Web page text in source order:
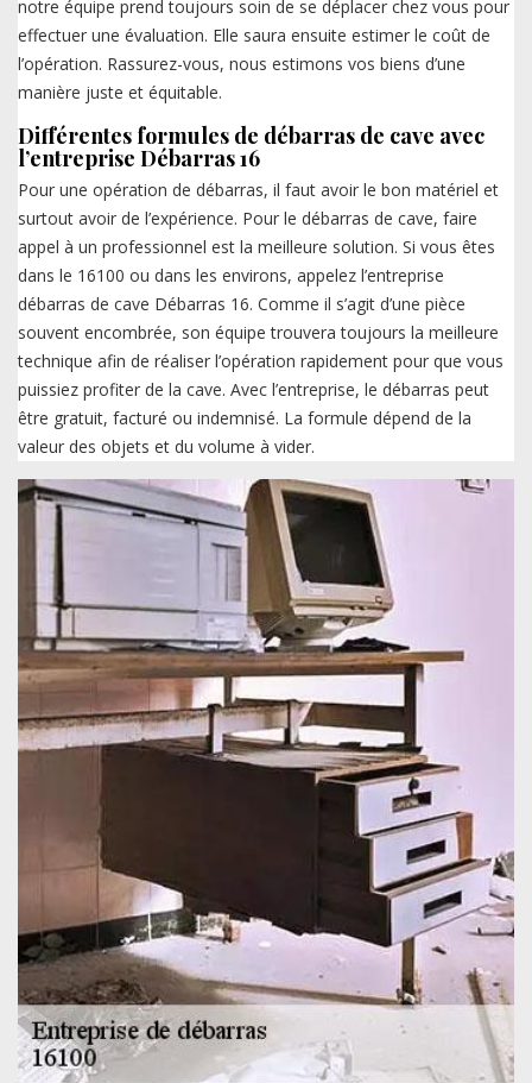
notre équipe prend toujours soin de se déplacer chez vous pour
effectuer une évaluation. Elle saura ensuite estimer le coût de
l’opération. Rassurez-vous, nous estimons vos biens d’une
manière juste et équitable.
Différentes formules de débarras de cave avec
l’entreprise Débarras 16
Pour une opération de débarras, il faut avoir le bon matériel et
surtout avoir de l’expérience. Pour le débarras de cave, faire
appel à un professionnel est la meilleure solution. Si vous êtes
dans le 16100 ou dans les environs, appelez l’entreprise
débarras de cave Débarras 16. Comme il s’agit d’une pièce
souvent encombrée, son équipe trouvera toujours la meilleure
technique afin de réaliser l’opération rapidement pour que vous
puissiez profiter de la cave. Avec l’entreprise, le débarras peut
être gratuit, facturé ou indemnisé. La formule dépend de la
valeur des objets et du volume à vider.